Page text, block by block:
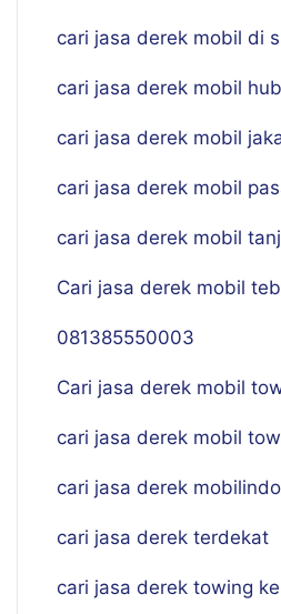
cari jasa derek mobil di
cari jasa derek mobil
cari jasa derek mobil
cari jasa derek mobil
cari jasa derek mobil
Cari jasa derek mobil
081385550003
Cari jasa derek mobil
cari jasa derek mobil
cari jasa derek
cari jasa derek terdekat
cari jasa derek towing